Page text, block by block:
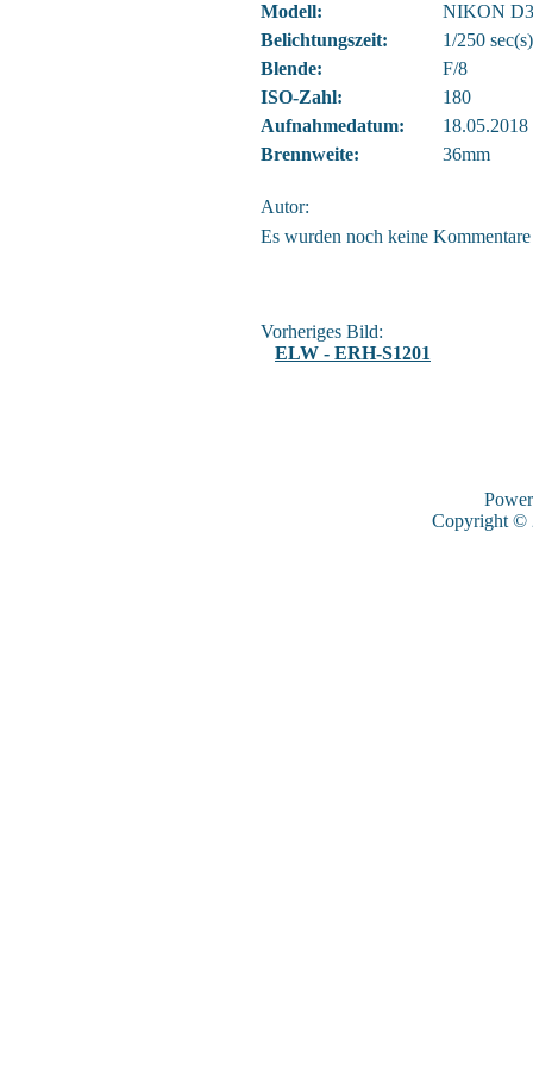
Modell:
NIKON
Belichtungszeit:
1/250 sec(s)
Blende:
F/8
ISO-Zahl:
180
Aufnahmedatum:
Brennweite:
36mm
Autor:
Es wurden noch keine Kommentare
Vorheriges Bild:
ELW - ERH-S1201
Copyright ©